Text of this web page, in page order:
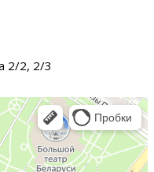
2/2, 2/3